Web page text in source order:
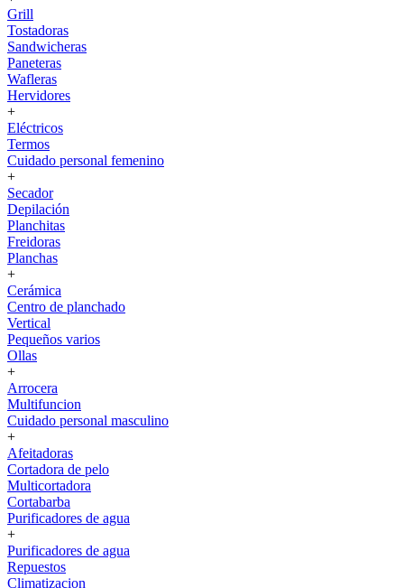
Grill
Tostadoras
Sandwicheras
Paneteras
Wafleras
Hervidores
+
Eléctricos
Termos
Cuidado personal femenino
+
Secador
Depilación
Planchitas
Freidoras
Planchas
+
Cerámica
Centro de planchado
Vertical
Pequeños varios
Ollas
+
Arrocera
Multifuncion
Cuidado personal masculino
+
Afeitadoras
Cortadora de pelo
Multicortadora
Cortabarba
Purificadores de agua
+
Purificadores de agua
Repuestos
Climatizacion